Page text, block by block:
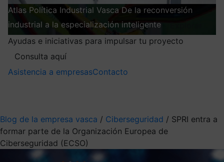
Atlas Política Industrial Vasca De la reconversión
industrial a la especialización inteligente
Ayudas e iniciativas para impulsar tu proyecto
Consulta aquí
Asistencia a empresasContacto
Blog de la empresa vasca / Ciberseguridad / SPRI entra a
formar parte de la Organización Europea de
Ciberseguridad (ECSO)